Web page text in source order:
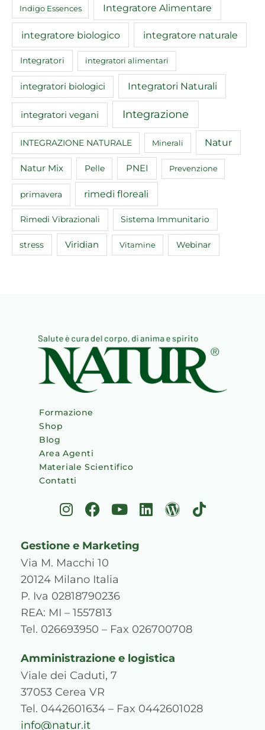
Indigo Essences Integratore Alimentare
integratore biologico integratore naturale
Integratori integratori alimentari
integratori biologici Integratori Naturali
integratori vegani Integrazione
INTEGRAZIONE NATURALE Minerali Natur
Natur Mix Pelle PNEI Prevenzione
primavera rimedi floreali
Rimedi Vibrazionali Sistema Immunitario
stress Viridian Vitamine Webinar
Formazione
Shop
Blog
Area Agenti
Materiale Scientifico
Contatti
I
n
t
a
g
r
a
m
F
a
e
b
o
o
k
Y
o
t
e
L
i
W
o
s
T
i
Gestione e Marketing
Via M. Macchi 10
20124 Milano Italia
P. Iva 02818790236
REA: MI – 1557813
Tel. 026693950 – Fax 026700708
Amministrazione e logistica
Viale dei Caduti, 7
37053 Cerea VR
Tel. 0442601634 – Fax 0442601028
info@natur.it